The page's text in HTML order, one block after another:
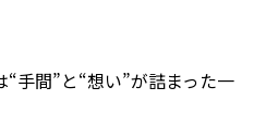
手間”と“想い”が詰まった一